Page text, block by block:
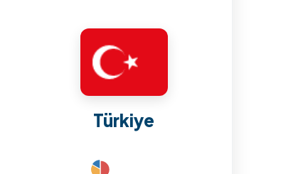
Türkiye